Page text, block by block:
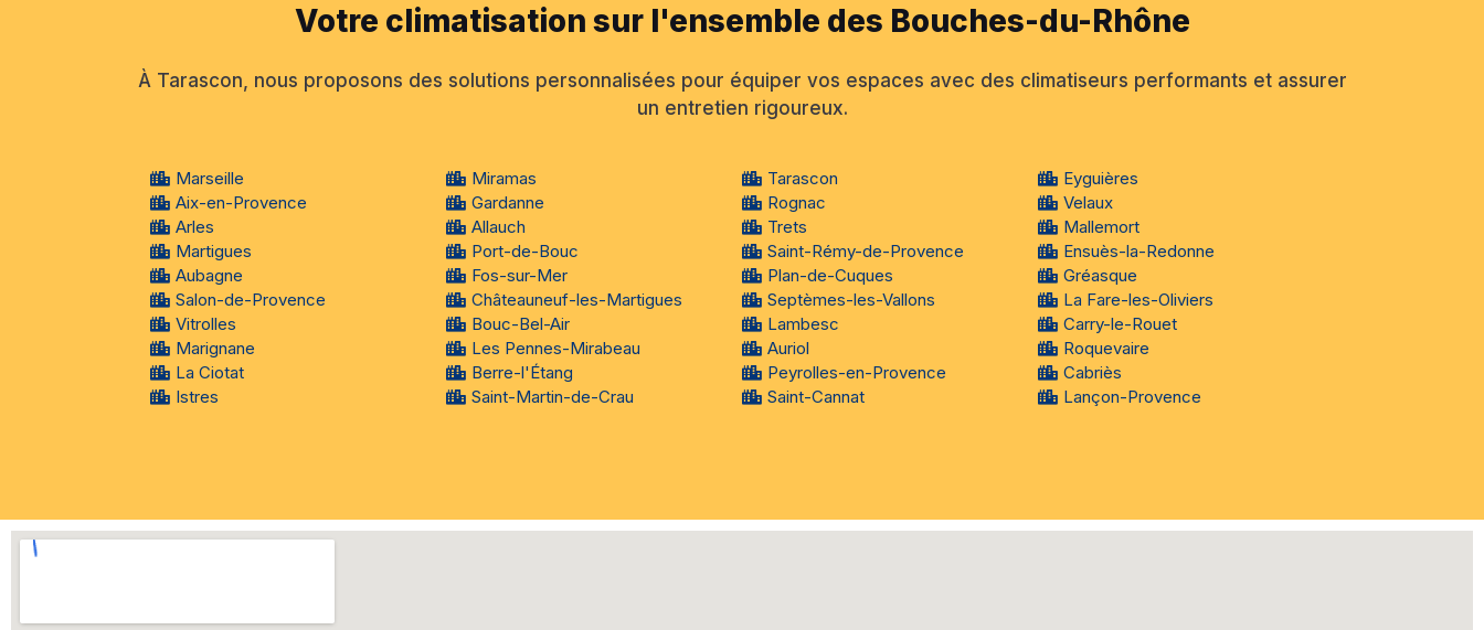
Votre climatisation sur l'ensemble des Bouches-du-Rhône
À Tarascon, nous proposons des solutions personnalisées pour équiper vos espaces avec des climatiseurs performants et assurer
un entretien rigoureux.
Marseille
Aix-en-Provence
Arles
Martigues
Aubagne
Salon-de-Provence
Vitrolles
Marignane
La Ciotat
Istres
Miramas
Gardanne
Allauch
Port-de-Bouc
Fos-sur-Mer
Châteauneuf-les-Martigues
Bouc-Bel-Air
Les Pennes-Mirabeau
Berre-l'Étang
Saint-Martin-de-Crau
Tarascon
Rognac
Trets
Saint-Rémy-de-Provence
Plan-de-Cuques
Septèmes-les-Vallons
Lambesc
Auriol
Peyrolles-en-Provence
Saint-Cannat
Eyguières
Velaux
Mallemort
Ensuès-la-Redonne
Gréasque
La Fare-les-Oliviers
Carry-le-Rouet
Roquevaire
Cabriès
Lançon-Provence